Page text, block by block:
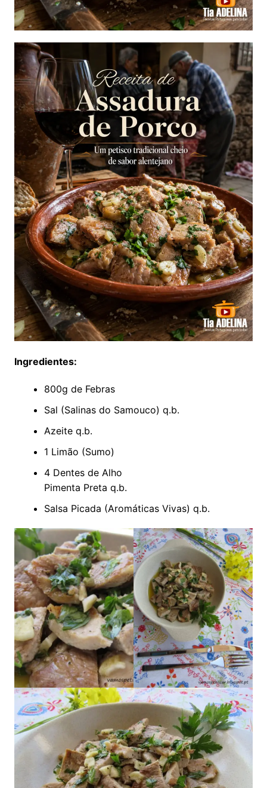
Ingredientes:
800g de Febras
Sal (Salinas do Samouco) q.b.
Azeite q.b.
1 Limão (Sumo)
4 Dentes de Alho
Pimenta Preta q.b.
Salsa Picada (Aromáticas Vivas) q.b.